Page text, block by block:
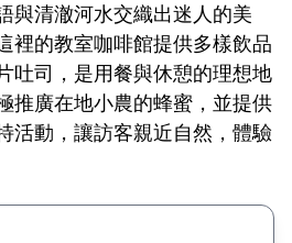
與清澈河水交織出迷人的美
裡的教室咖啡館提供多樣飲品
吐司，是用餐與休憩的理想地
推廣在地小農的蜂蜜，並提供
活動，讓訪客親近自然，體驗